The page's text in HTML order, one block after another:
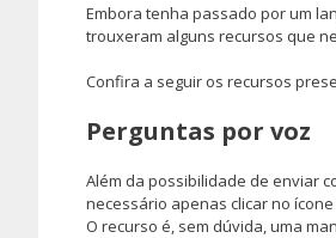
Embora tenha passado por um
trouxeram alguns recursos que
Confira a seguir os recursos
Perguntas por voz
Além da possibilidade de enviar
necessário apenas clicar no
O recurso é, sem dúvida, uma